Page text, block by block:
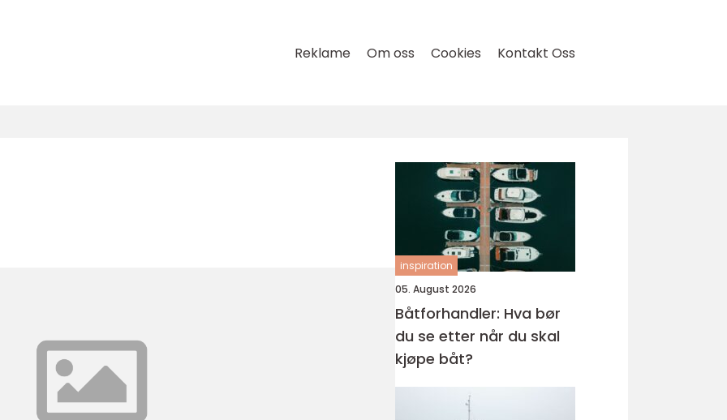
Reklame Om oss Cookies Kontakt Oss
inspiration
05. August 2026
Båtforhandler: Hva bør
du se etter når du skal
kjøpe båt?